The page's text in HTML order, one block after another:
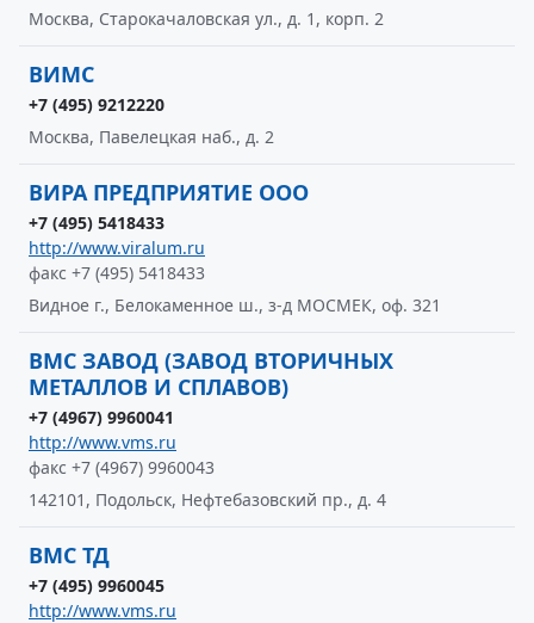
Москва, Старокачаловская ул., д. 1, корп. 2
ВИМС
+7 (495) 9212220
Москва, Павелецкая наб., д. 2
ВИРА ПРЕДПРИЯТИЕ ООО
+7 (495) 5418433
http://www.viralum.ru
факс +7 (495) 5418433
Видное г., Белокаменное ш., з-д МОСМЕК, оф. 321
ВМС ЗАВОД (ЗАВОД ВТОРИЧНЫХ
МЕТАЛЛОВ И СПЛАВОВ)
+7 (4967) 9960041
http://www.vms.ru
факс +7 (4967) 9960043
142101, Подольск, Нефтебазовский пр., д. 4
ВМС ТД
+7 (495) 9960045
http://www.vms.ru